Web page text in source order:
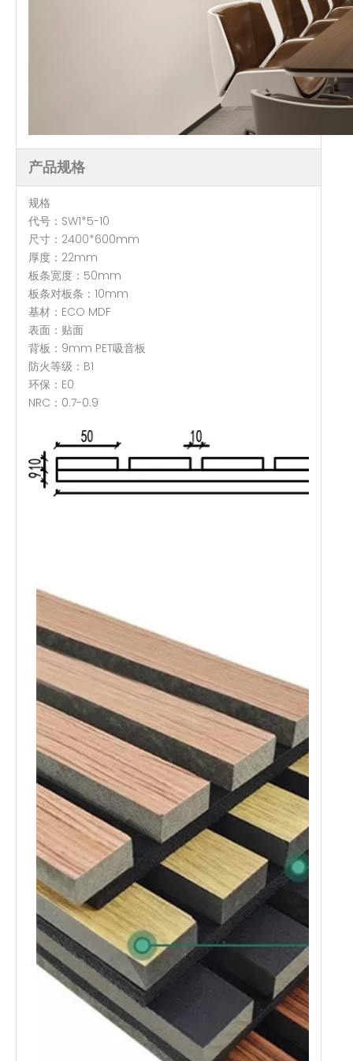
产品规格
规格
代号：SW1*5-10
尺寸：2400*600mm
厚度：22mm
板条宽度：50mm
板条对板条：10mm
基材：ECO MDF
表面：贴面
背板：9mm PET吸音板
防火等级：B1
环保：E0
NRC：0.7-0.9